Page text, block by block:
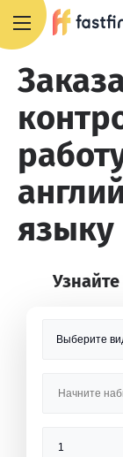
языку